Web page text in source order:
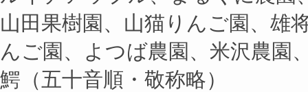
山田果樹園、山猫りんご園、雄
んご園、よつば農園、米沢農園
鰐（五十音順・敬称略）